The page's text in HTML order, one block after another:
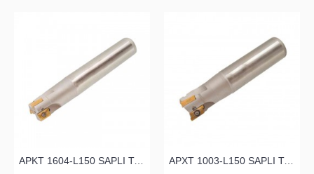
APKT 1604-L150 SAPLI TARAMA APXT 1003-L150 SAPLI TARAMA